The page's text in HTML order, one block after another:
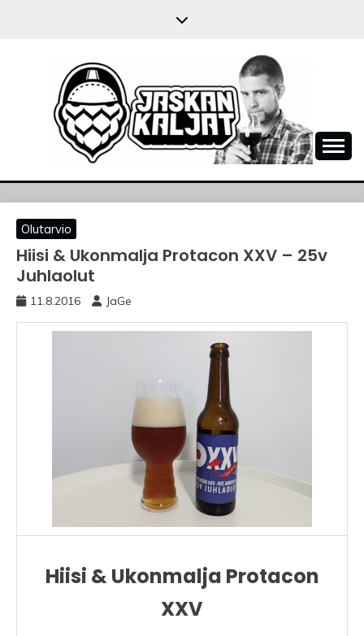
JASKANKALJAT
Olutarvio
Hiisi & Ukonmalja Protacon XXV – 25v
Juhlaolut
11.8.2016 JaGe
Hiisi & Ukonmalja Protacon
XXV